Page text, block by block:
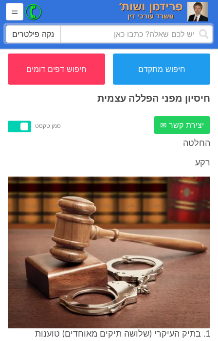
נקה פילטרים
חיפוש מתקדם חיפוש דפים דומים
חיסיון מפני הפללה עצמית
יצירת קשר ✉ סמן טקסט
החלטה
רקע
1. בתיק העיקרי (שלושה תיקים מאוחדים) טוענות